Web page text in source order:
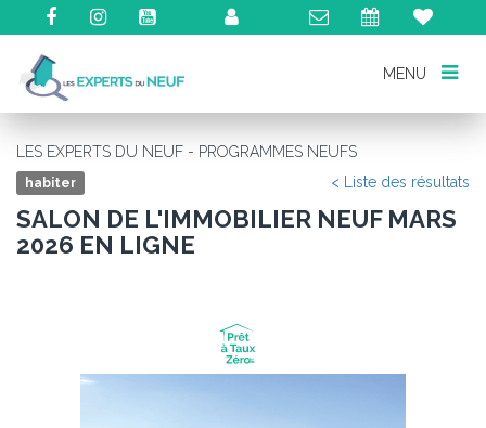
MENU
MENU
LES EXPERTS DU NEUF - PROGRAMMES NEUFS
habiter < Liste des résultats
SALON DE L'IMMOBILIER NEUF MARS
2026 EN LIGNE